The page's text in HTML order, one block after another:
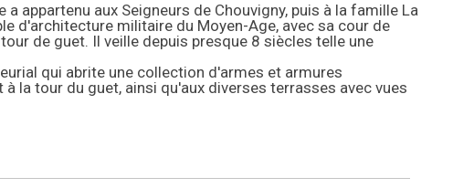
appartenu aux Seigneurs de Chouvigny, puis à la famille La
d'architecture militaire du Moyen-Age, avec sa cour de
de guet. Il veille depuis presque 8 siècles telle une
qui abrite une collection d'armes et armures
la tour du guet, ainsi qu'aux diverses terrasses avec vues